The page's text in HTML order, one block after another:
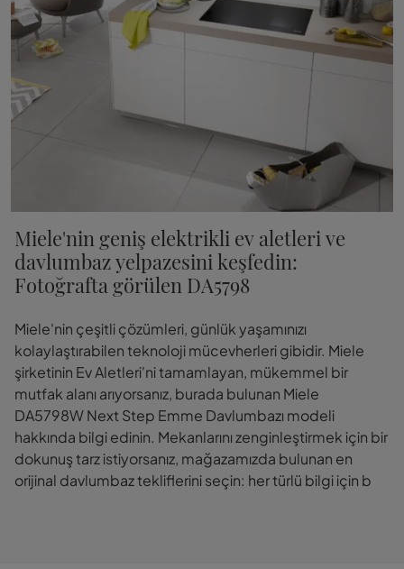
Miele'nin geniş elektrikli ev aletleri ve
davlumbaz yelpazesini keşfedin:
Fotoğrafta görülen DA5798
Miele'nin çeşitli çözümleri, günlük yaşamınızı
kolaylaştırabilen teknoloji mücevherleri gibidir. Miele
şirketinin Ev Aletleri'ni tamamlayan, mükemmel bir
mutfak alanı arıyorsanız, burada bulunan Miele
DA5798W Next Step Emme Davlumbazı modeli
hakkında bilgi edinin. Mekanlarını zenginleştirmek için bir
dokunuş tarz istiyorsanız, mağazamızda bulunan en
orijinal davlumbaz tekliflerini seçin: her türlü bilgi için b